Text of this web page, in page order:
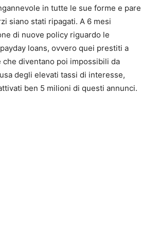
in tutte le sue forme e pare
siano stati ripagati. A 6 mesi
di nuove policy riguardo le
loans, ovvero quei prestiti a
che diventano poi impossibili da
degli elevati tassi di interesse,
ben 5 milioni di questi annunci.